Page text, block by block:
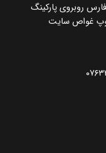
روبروی پارکینگ
غواص سایت